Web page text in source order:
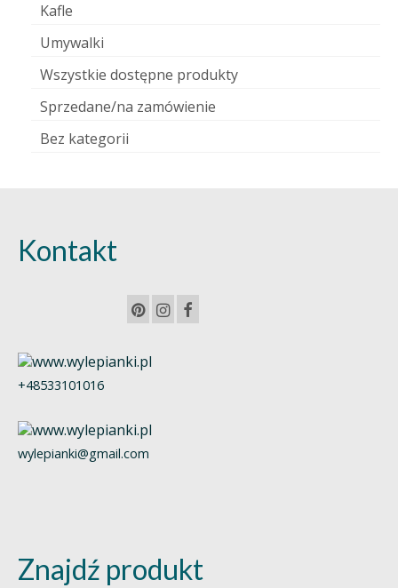
Kafle
Umywalki
Wszystkie dostępne produkty
Sprzedane/na zamówienie
Bez kategorii
Kontakt
+48533101016
wylepianki@gmail.com
Znajdź produkt